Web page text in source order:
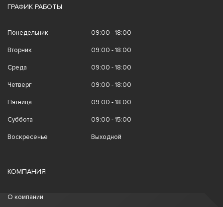
ГРАФИК РАБОТЫ
Понедельник 09:00 - 18:00
Вторник 09:00 - 18:00
Среда 09:00 - 18:00
Четверг 09:00 - 18:00
Пятница 09:00 - 18:00
Суббота 09:00 - 15:00
Воскресенье Выходной
КОМПАНИЯ
О компании